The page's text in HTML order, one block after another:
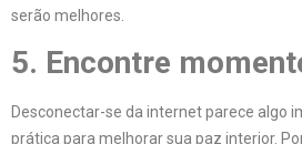
serão melhores.
5. Encontre
Desconectar-se da internet parece algo
prática para melhorar sua paz interior.